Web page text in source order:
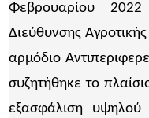
Φεβρουαρίου
Διεύθυνσης
αρμόδιο
συζητήθηκε το
εξασφάλιση υψηλού